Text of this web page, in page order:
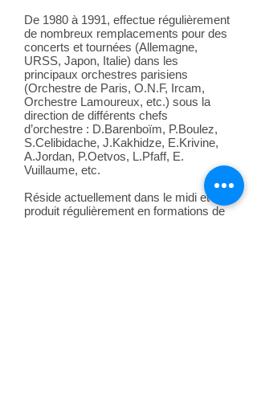
De 1980 à 1991, effectue régulièrement
de nombreux remplacements pour des
concerts et tournées (Allemagne,
URSS, Japon, Italie) dans les
principaux orchestres parisiens
(Orchestre de Paris, O.N.F, Ircam,
Orchestre Lamoureux, etc.) sous la
direction de différents chefs
d’orchestre : D.Barenboïm, P.Boulez,
S.Celibidache, J.Kakhidze, E.Krivine,
A.Jordan, P.Oetvos, L.Pfaff, E.
Vuillaume, etc.
Réside actuellement dans le midi et se
produit régulièrement en formations de